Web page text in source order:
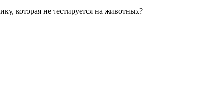
которая не тестируется на животных?